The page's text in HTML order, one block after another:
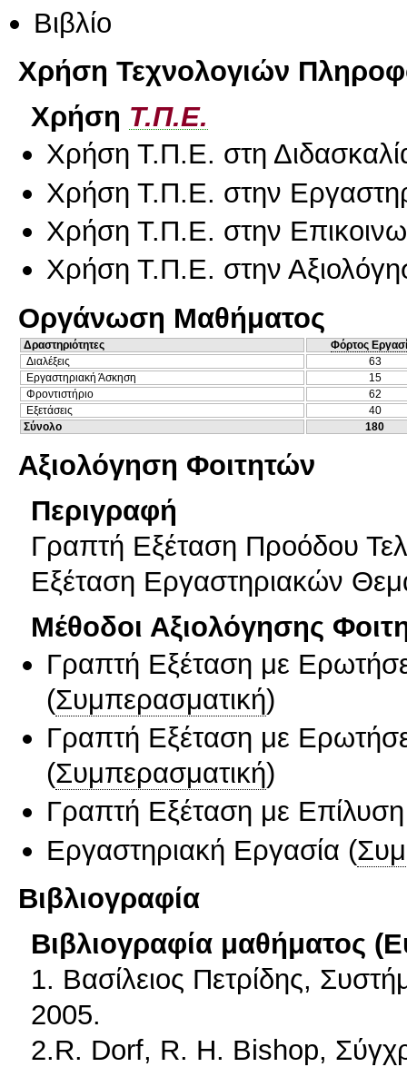
Βιβλίο
Χρήση Τεχνολογιών
Χρήση Τ.Π.Ε.
Χρήση Τ.Π.Ε. στη
Χρήση Τ.Π.Ε. στην
Χρήση Τ.Π.Ε. στην
Χρήση Τ.Π.Ε. στην
Οργάνωση Μαθήματος
Δραστηριότητες
Φόρτος
Διαλέξεις
63
Εργαστηριακή Άσκηση
15
Φροντιστήριο
62
Εξετάσεις
40
Σύνολο
180
Αξιολόγηση Φοιτητών
Περιγραφή
Γραπτή Εξέταση Προόδου
Εξέταση Εργαστηριακών
Μέθοδοι Αξιολόγησης
Γραπτή Εξέταση με
(Συμπερασματική)
Γραπτή Εξέταση με
(Συμπερασματική)
Γραπτή Εξέταση με
Εργαστηριακή Εργασία (
Βιβλιογραφία
Βιβλιογραφία μαθήματος
1. Βασίλειος Πετρίδης,
2005.
2.R. Dorf, R. H. Bishop,